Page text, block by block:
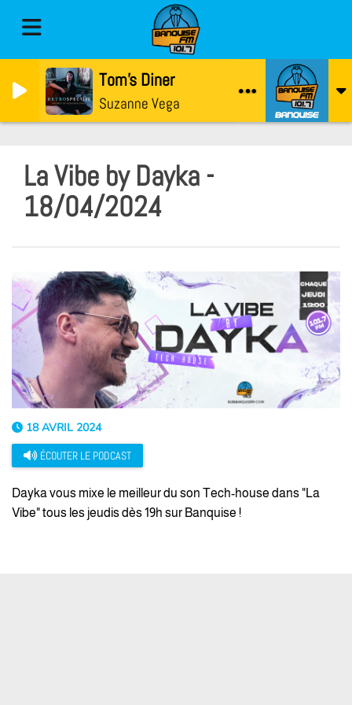
Tom's Diner
Suzanne Vega
La Vibe by Dayka -
18/04/2024
18 AVRIL 2024
ÉCOUTER LE PODCAST
Dayka vous mixe le meilleur du son Tech-house dans "La
Vibe" tous les jeudis dès 19h sur Banquise !